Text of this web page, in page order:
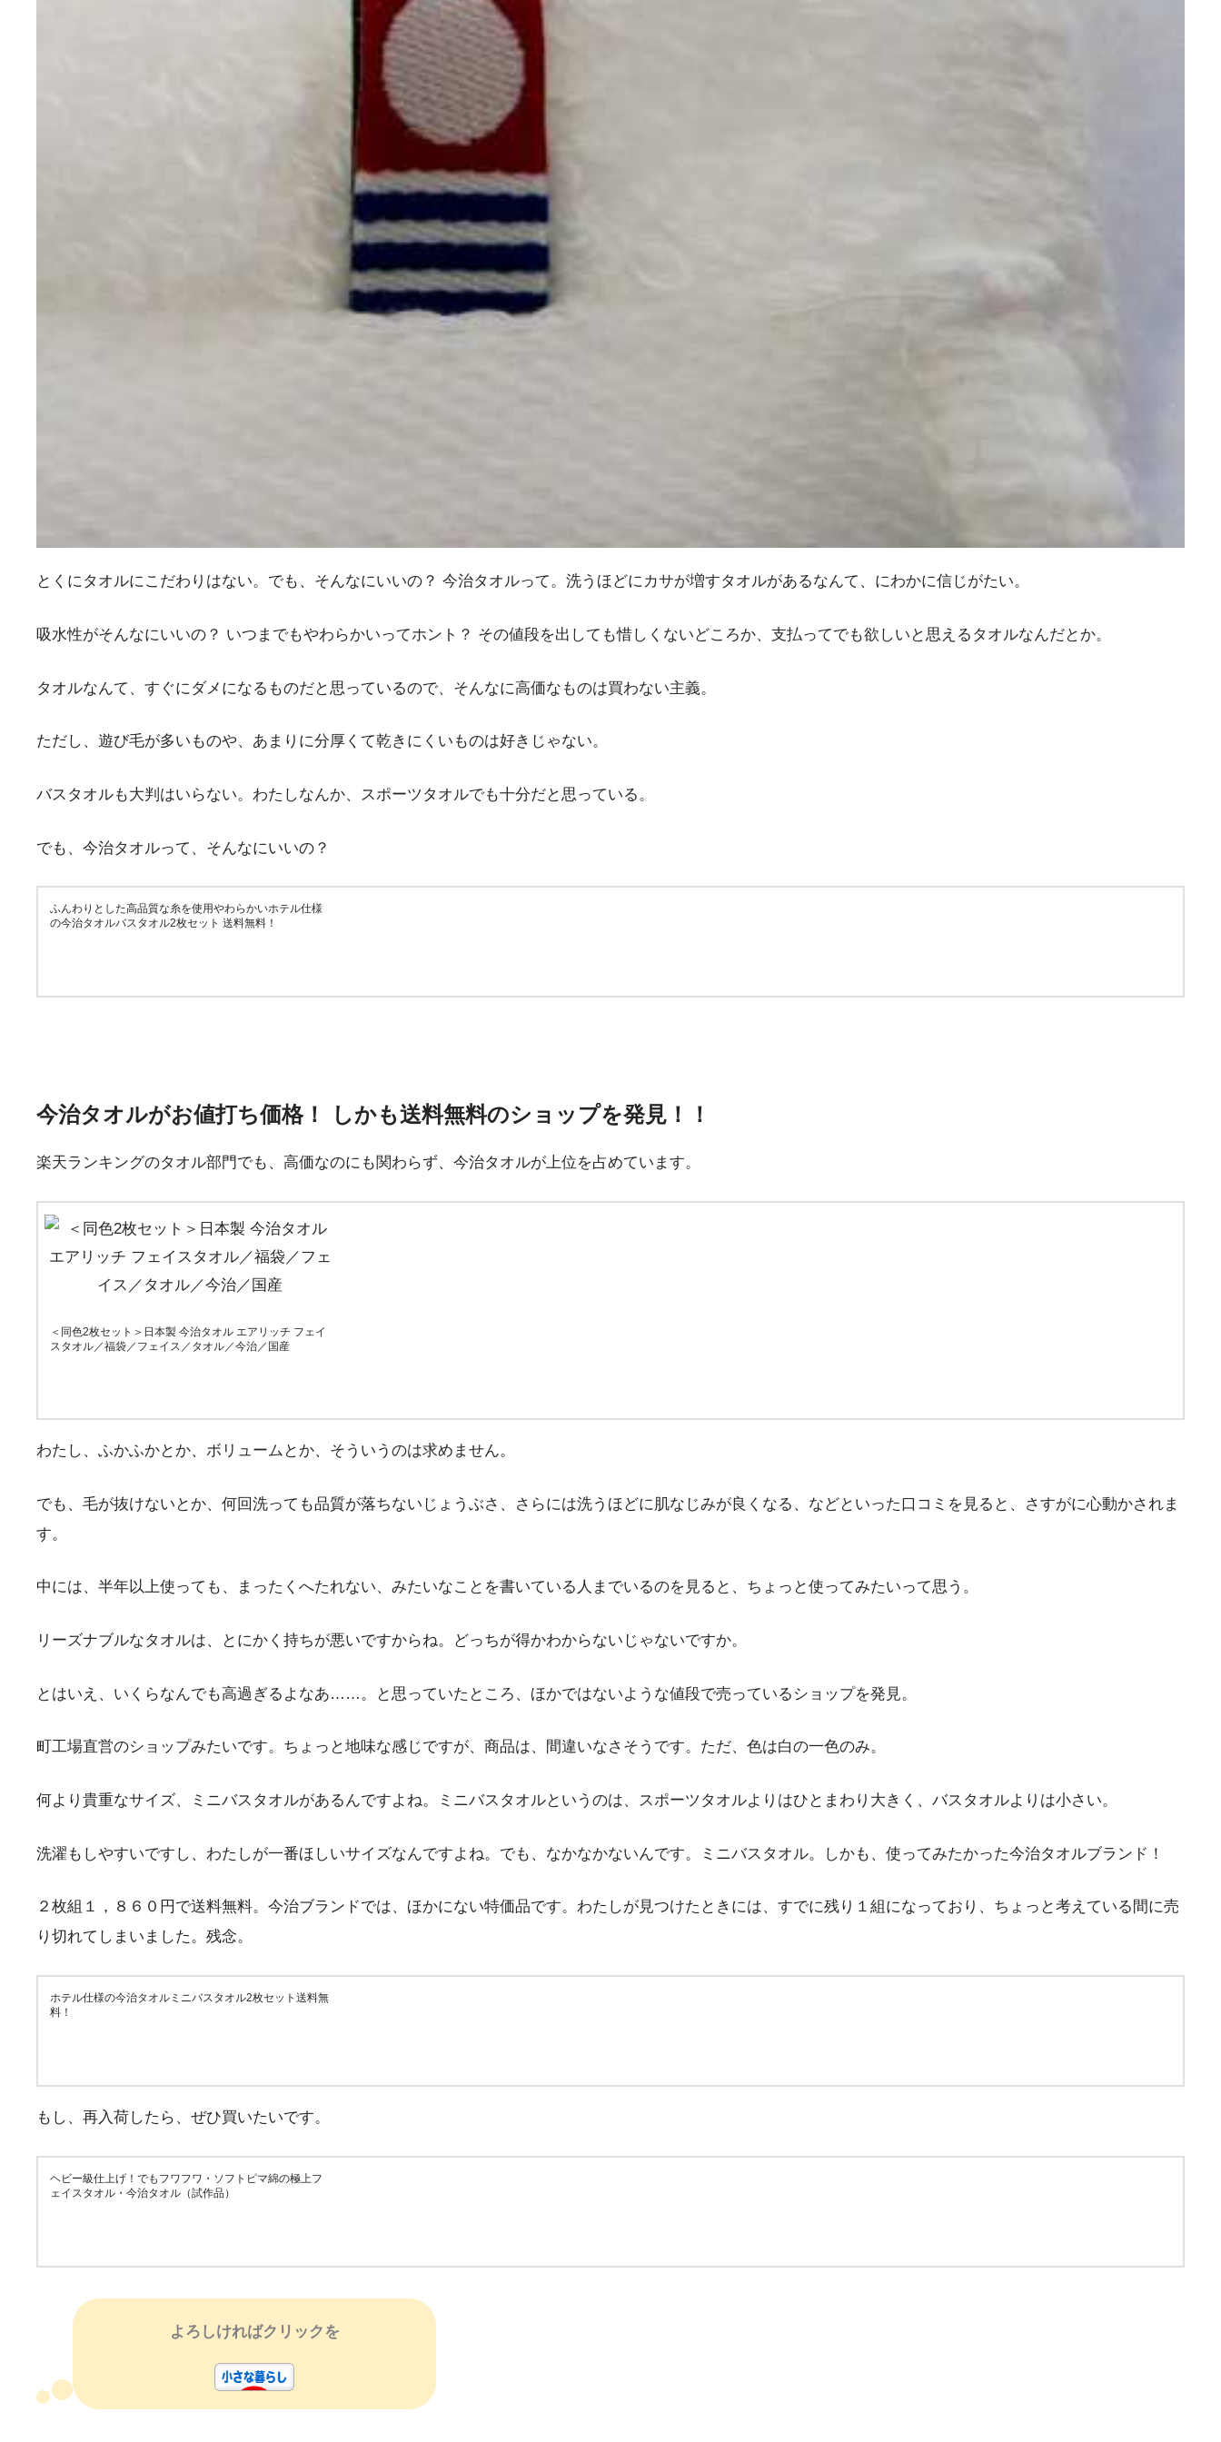
とくにタオルにこだわりはない。でも、そんなにいいの？ 今治タオルって。洗うほどにカサが増すタオルがあるなんて、にわかに信じがたい。
吸水性がそんなにいいの？ いつまでもやわらかいってホント？ その値段を出しても惜しくないどころか、支払ってでも欲しいと思えるタオルなんだとか。
タオルなんて、すぐにダメになるものだと思っているので、そんなに高価なものは買わない主義。
ただし、遊び毛が多いものや、あまりに分厚くて乾きにくいものは好きじゃない。
バスタオルも大判はいらない。わたしなんか、スポーツタオルでも十分だと思っている。
でも、今治タオルって、そんなにいいの？
ふんわりとした高品質な糸を使用やわらかいホテル仕様
の今治タオルバスタオル2枚セット 送料無料！
今治タオルがお値打ち価格！ しかも送料無料のショップを発見！！
楽天ランキングのタオル部門でも、高価なのにも関わらず、今治タオルが上位を占めています。
＜同色2枚セット＞日本製 今治タオル エアリッチ フェイ
スタオル／福袋／フェイス／タオル／今治／国産
わたし、ふかふかとか、ボリュームとか、そういうのは求めません。
でも、毛が抜けないとか、何回洗っても品質が落ちないじょうぶさ、さらには洗うほどに肌なじみが良くなる、などといった口コミを見ると、さすがに心動かされま
す。
中には、半年以上使っても、まったくへたれない、みたいなことを書いている人までいるのを見ると、ちょっと使ってみたいって思う。
リーズナブルなタオルは、とにかく持ちが悪いですからね。どっちが得かわからないじゃないですか。
とはいえ、いくらなんでも高過ぎるよなあ……。と思っていたところ、ほかではないような値段で売っているショップを発見。
町工場直営のショップみたいです。ちょっと地味な感じですが、商品は、間違いなさそうです。ただ、色は白の一色のみ。
何より貴重なサイズ、ミニバスタオルがあるんですよね。ミニバスタオルというのは、スポーツタオルよりはひとまわり大きく、バスタオルよりは小さい。
洗濯もしやすいですし、わたしが一番ほしいサイズなんですよね。でも、なかなかないんです。ミニバスタオル。しかも、使ってみたかった今治タオルブランド！
２枚組１，８６０円で送料無料。今治ブランドでは、ほかにない特価品です。わたしが見つけたときには、すでに残り１組になっており、ちょっと考えている間に売
り切れてしまいました。残念。
ホテル仕様の今治タオルミニバスタオル2枚セット送料無
料！
もし、再入荷したら、ぜひ買いたいです。
ヘビー級仕上げ！でもフワフワ・ソフトピマ綿の極上フ
ェイスタオル・今治タオル（試作品）
よろしければクリックを